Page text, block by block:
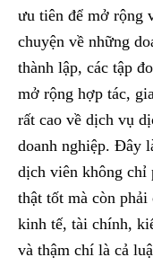
ưu tiên để mở rộng
chuyện về những
thành lập, các tập
mở rộng hợp tác,
rất cao về dịch vụ
doanh nghiệp. Đây
dịch viên không chỉ
thật tốt mà còn
kinh tế, tài chính,
và thậm chí là cả